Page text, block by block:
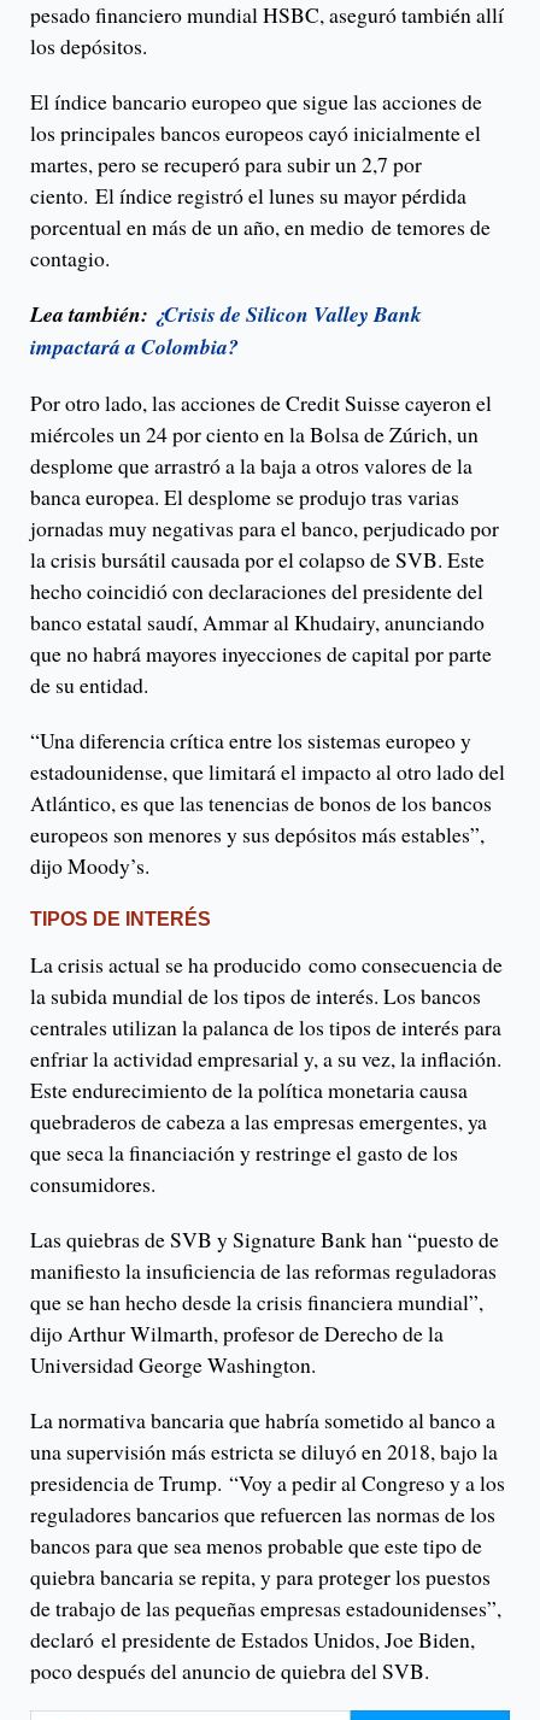
pesado financiero mundial HSBC, aseguró también allí
los depósitos.
El índice bancario europeo que sigue las acciones de
los principales bancos europeos cayó inicialmente el
martes, pero se recuperó para subir un 2,7 por
ciento. El índice registró el lunes su mayor pérdida
porcentual en más de un año, en medio de temores de
contagio.
Lea también: ¿Crisis de Silicon Valley Bank
impactará a Colombia?
Por otro lado, las acciones de Credit Suisse cayeron el
miércoles un 24 por ciento en la Bolsa de Zúrich, un
desplome que arrastró a la baja a otros valores de la
banca europea. El desplome se produjo tras varias
jornadas muy negativas para el banco, perjudicado por
la crisis bursátil causada por el colapso de SVB. Este
hecho coincidió con declaraciones del presidente del
banco estatal saudí, Ammar al Khudairy, anunciando
que no habrá mayores inyecciones de capital por parte
de su entidad.
“Una diferencia crítica entre los sistemas europeo y
estadounidense, que limitará el impacto al otro lado del
Atlántico, es que las tenencias de bonos de los bancos
europeos son menores y sus depósitos más estables”,
dijo Moody’s.
TIPOS DE INTERÉS
La crisis actual se ha producido como consecuencia de
la subida mundial de los tipos de interés. Los bancos
centrales utilizan la palanca de los tipos de interés para
enfriar la actividad empresarial y, a su vez, la inflación.
Este endurecimiento de la política monetaria causa
quebraderos de cabeza a las empresas emergentes, ya
que seca la financiación y restringe el gasto de los
consumidores.
Las quiebras de SVB y Signature Bank han “puesto de
manifiesto la insuficiencia de las reformas reguladoras
que se han hecho desde la crisis financiera mundial”,
dijo Arthur Wilmarth, profesor de Derecho de la
Universidad George Washington.
La normativa bancaria que habría sometido al banco a
una supervisión más estricta se diluyó en 2018, bajo la
presidencia de Trump. “Voy a pedir al Congreso y a los
reguladores bancarios que refuercen las normas de los
bancos para que sea menos probable que este tipo de
quiebra bancaria se repita, y para proteger los puestos
de trabajo de las pequeñas empresas estadounidenses”,
declaró el presidente de Estados Unidos, Joe Biden,
poco después del anuncio de quiebra del SVB.